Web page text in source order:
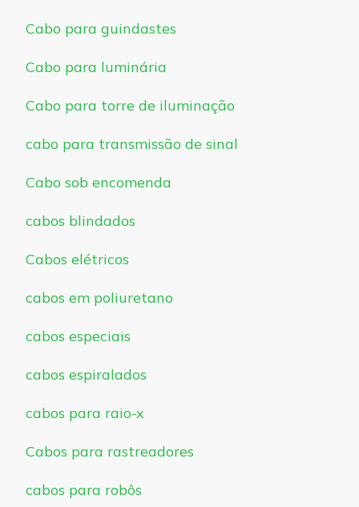
Cabo para guindastes
Cabo para luminária
Cabo para torre de iluminação
cabo para transmissão de sinal
Cabo sob encomenda
cabos blindados
Cabos elétricos
cabos em poliuretano
cabos especiais
cabos espiralados
cabos para raio-x
Cabos para rastreadores
cabos para robôs